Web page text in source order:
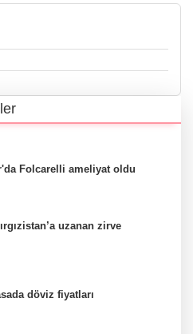
Folcarelli ameliyat oldu
uzanan zirve
döviz fiyatları